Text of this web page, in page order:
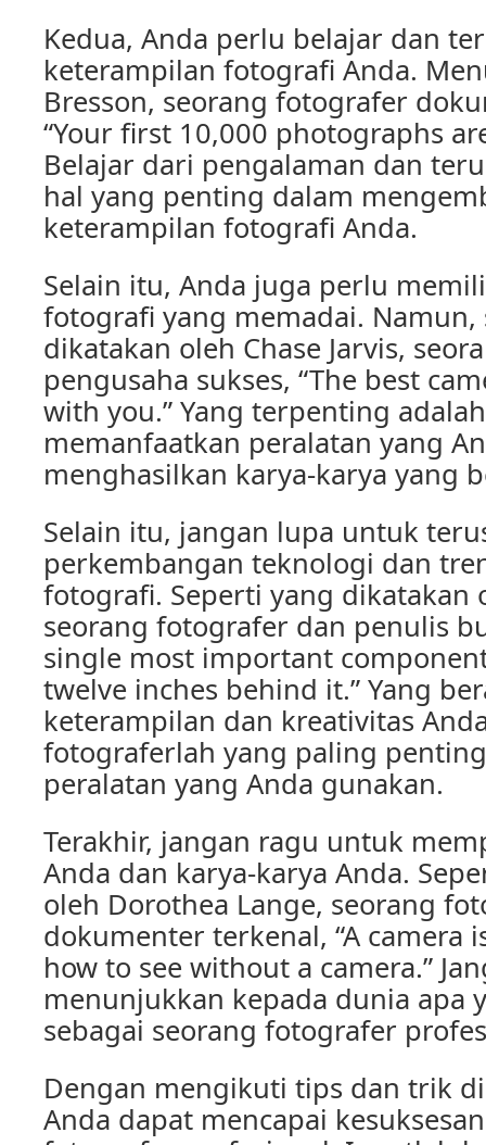
Kedua, Anda perlu belajar dan
keterampilan fotografi Anda.
Bresson, seorang fotografer
“Your first 10,000 photographs
Belajar dari pengalaman dan
hal yang penting dalam
keterampilan fotografi Anda.
Selain itu, Anda juga perlu
fotografi yang memadai. Namun,
dikatakan oleh Chase Jarvis,
pengusaha sukses, “The best
with you.” Yang terpenting
memanfaatkan peralatan yang
menghasilkan karya-karya yang
Selain itu, jangan lupa untuk
perkembangan teknologi dan
fotografi. Seperti yang dikatakan
seorang fotografer dan penulis
single most important
twelve inches behind it.” Yang
keterampilan dan kreativitas
fotograferlah yang paling
peralatan yang Anda gunakan.
Terakhir, jangan ragu untuk
Anda dan karya-karya Anda.
oleh Dorothea Lange, seorang
dokumenter terkenal, “A camera
how to see without a camera.”
menunjukkan kepada dunia apa
sebagai seorang fotografer
Dengan mengikuti tips dan trik
Anda dapat mencapai